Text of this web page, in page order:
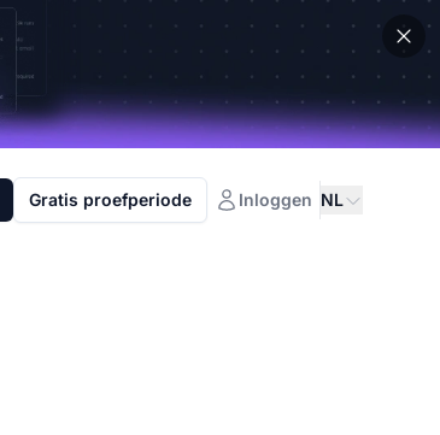
Gratis proefperiode Inloggen NL